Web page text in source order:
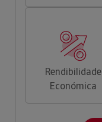
Rendibilidade
Económica